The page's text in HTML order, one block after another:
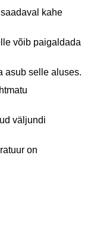
kahe
võib paigaldada
asub selle aluses.
väljundi
on